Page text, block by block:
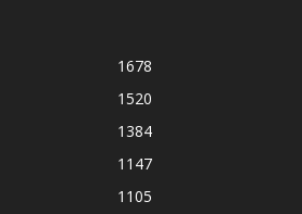
1678
1520
1384
1147
1105